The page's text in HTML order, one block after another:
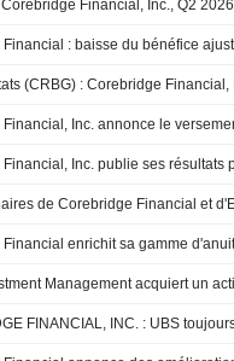
Financial, Inc., Q2
de Corebridge Financial et
FINANCIAL, INC. : UBS